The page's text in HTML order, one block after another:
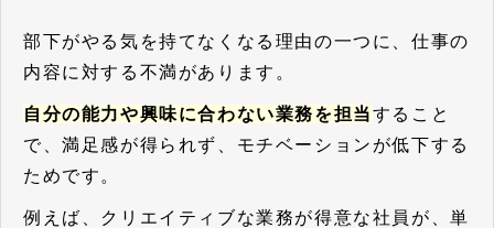
部下がやる気を持てなくなる理由の一つに、仕事の
内容に対する不満があります。
自分の能力や興味に合わない業務を担当すること
で、満足感が得られず、モチベーションが低下する
ためです。
例えば、クリエイティブな業務が得意な社員が、単